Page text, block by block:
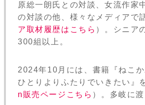
原総一朗氏との対談、女流作家
の対談の他、様々なメディアで
ア取材履歴はこちら ）。シニア
300組以上。
2024年10月には、書籍『ねこ
ひとりよりふたりでいきたい』
n販売ページこちら ）。多岐に渡